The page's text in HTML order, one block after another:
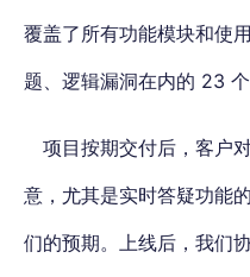
覆盖了所有功能模块和使
题、逻辑漏洞在内的 23 个
项目按期交付后，客户
意，尤其是实时答疑功能
们的预期。上线后，我们